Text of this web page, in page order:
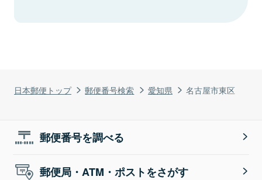
日本郵便トップ 郵便番号検索 愛知県 名古屋市東区
郵便番号を調べる
郵便局・ATM・ポストをさがす